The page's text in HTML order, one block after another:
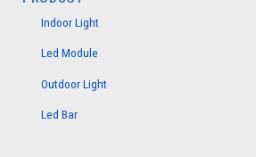
Indoor Light
Led Module
Outdoor Light
Led Bar